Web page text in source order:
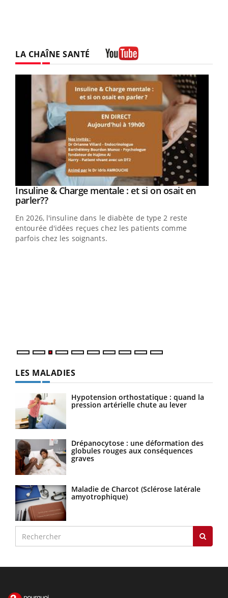
LA CHAÎNE SANTÉ
Youtube
Insuline & Charge mentale : et si on osait en
parler??Youtube
En 2026, l'insuline dans le diabète de type 2 reste
entourée d'idées reçues chez les patients comme
parfois chez les soignants.
LES MALADIES
Hypotension orthostatique : quand la
pression artérielle chute au lever
Drépanocytose : une déformation des
globules rouges aux conséquences
graves
Maladie de Charcot (Sclérose latérale
amyotrophique)